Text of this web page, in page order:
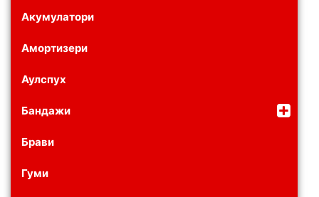
Акумулатори
Амортизери
Аулспух
Бандажи
Брави
Гуми